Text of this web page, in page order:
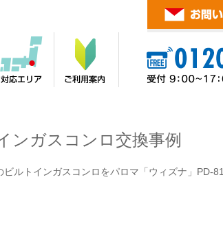
ンガスコンロ交換事例
ルトインガスコンロをパロマ「ウィズナ」PD-